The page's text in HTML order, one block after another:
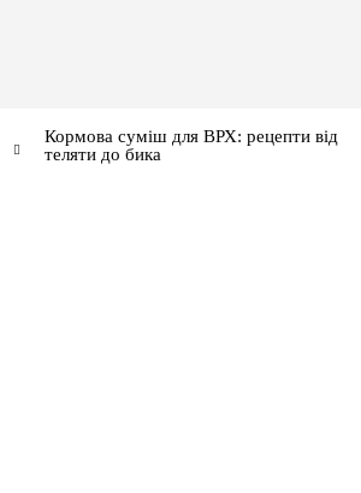
Кормова суміш для ВРХ: рецепти від
теляти до бика